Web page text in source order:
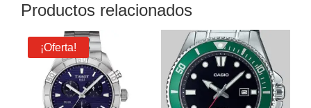
Productos relacionados
¡Oferta!